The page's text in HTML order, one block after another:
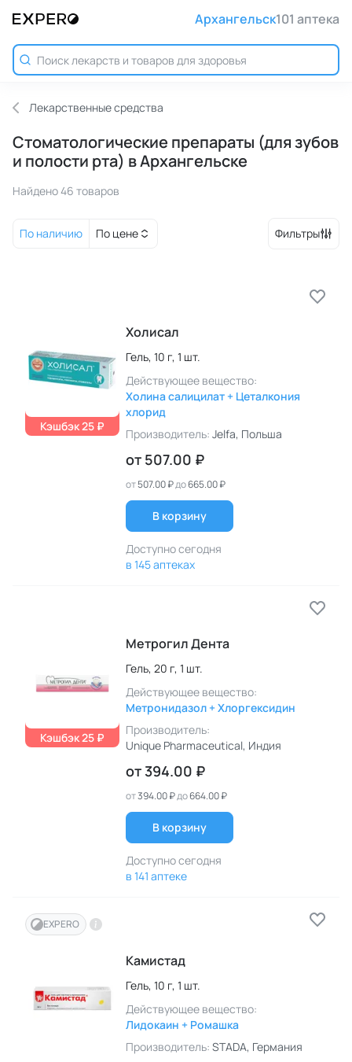
Архангельск101 аптека
Лекарственные средства
Стоматологические препараты (для зубов
и полости рта) в Архангельске
Найдено 46 товаров
По наличию По цене Фильтры
Кэшбэк 25 ₽
Холисал
Гель, 10 г, 1 шт.
Действующее вещество:
Холина салицилат + Цеталкония
хлорид
Производитель: Jelfa, Польша
от 507.00 ₽
от507.00 ₽до665.00 ₽
В корзину
Доступно сегодня
в 145 аптеках
Кэшбэк 25 ₽
Метрогил Дента
Гель, 20 г, 1 шт.
Действующее вещество:
Метронидазол + Хлоргексидин
Производитель:
Unique Pharmaceutical, Индия
от 394.00 ₽
от394.00 ₽до664.00 ₽
В корзину
Доступно сегодня
в 141 аптеке
EXPERO
Камистад
Гель, 10 г, 1 шт.
Действующее вещество:
Лидокаин + Ромашка
Производитель: STADA, Германия